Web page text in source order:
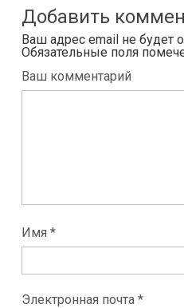
Добавить
Ваш адрес email не будет
Обязательные поля
Ваш комментарий
Имя *
Электронная почта *